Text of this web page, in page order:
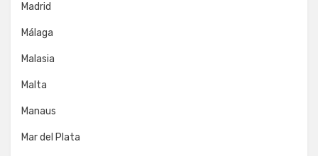
Madrid
Málaga
Malasia
Malta
Manaus
Mar del Plata